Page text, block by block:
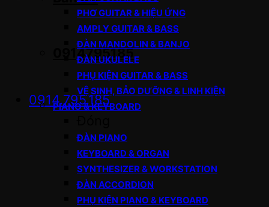
0914795185
0914.795.185
PHƠ GUITAR & HIỆU ỨNG
AMPLY GUITAR & BASS
ĐÀN MANDOLIN & BANJO
ĐÀN UKULELE
PHỤ KIỆN GUITAR & BASS
VỆ SINH, BẢO DƯỠNG & LINH KIỆN
PIANO & KEYBOARD
ĐÀN PIANO
KEYBOARD & ORGAN
SYNTHESIZER & WORKSTATION
ĐÀN ACCORDION
PHỤ KIỆN PIANO & KEYBOARD